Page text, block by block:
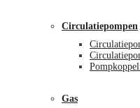
Circulatiepompen
Gas